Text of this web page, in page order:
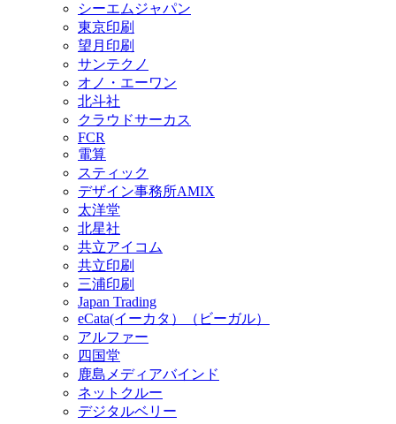
シーエムジャパン
東京印刷
望月印刷
サンテクノ
オノ・エーワン
北斗社
クラウドサーカス
FCR
電算
スティック
デザイン事務所AMIX
太洋堂
北星社
共立アイコム
共立印刷
三浦印刷
Japan Trading
eCata(イーカタ）（ビーガル）
アルファー
四国堂
鹿島メディアバインド
ネットクルー
デジタルベリー